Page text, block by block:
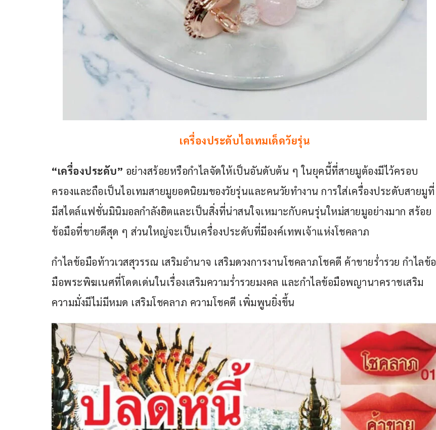
เครื่องประดับไอเทมเด็ดวัยรุ่น
“เครื่องประดับ” อย่างสร้อยหรือกำไลจัดให้เป็นอันดับต้น ๆ ในยุคนี้ที่สายมูต้องมีไว้ครอบ
ครองและถือเป็นไอเทมสายมูยอดนิยมของวัยรุ่นและคนวัยทำงาน การใส่เครื่องประดับสายมูที่
มีสไตล์แฟชั่นมินิมอลกำลังฮิตและเป็นสิ่งที่น่าสนใจเหมาะกับคนรุ่นใหม่สายมูอย่างมาก สร้อย
ข้อมือที่ขายดีสุด ๆ ส่วนใหญ่จะเป็นเครื่องประดับที่มีองค์เทพเจ้าแห่งโชคลาภ
กำไลข้อมือท้าวเวสสุวรรณ เสริมอำนาจ เสริมดวงการงานโชคลาภโชคดี ค้าขายร่ำรวย กำไลข้อ
มือพระพิฆเนศที่โดดเด่นในเรื่องเสริมความร่ำรวยมงคล และกำไลข้อมือพญานาคราชเสริม
ความมั่งมีไม่มีหมด เสริมโชคลาภ ความโชคดี เพิ่มพูนยิ่งขึ้น